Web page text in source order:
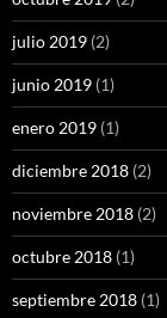
julio 2019 (2)
junio 2019 (1)
enero 2019 (1)
diciembre 2018 (2)
noviembre 2018 (2)
octubre 2018 (1)
septiembre 2018 (1)